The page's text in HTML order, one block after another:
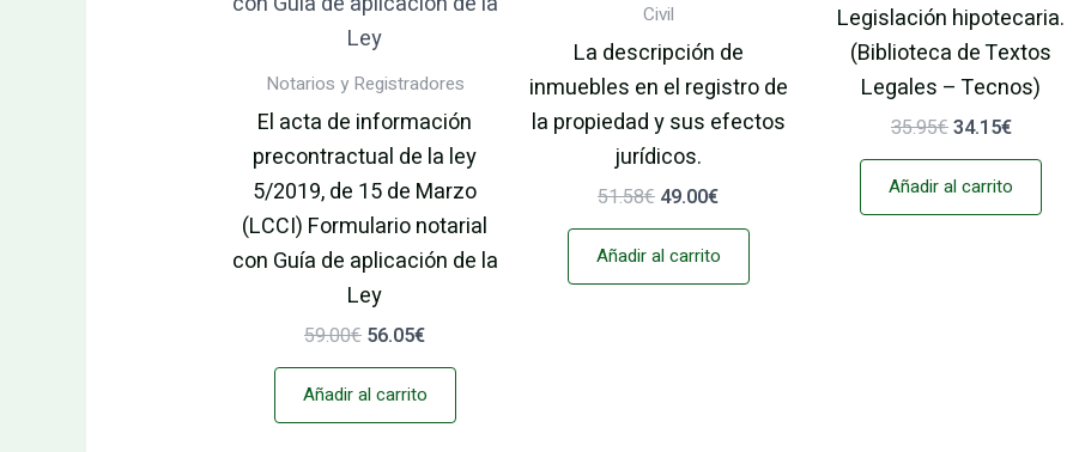
Notarios y Registradores
El acta de información
precontractual de la ley
5/2019, de 15 de Marzo
(LCCI) Formulario notarial
con Guía de aplicación de la
Ley
59.00€ 56.05€
Añadir al carrito
Civil
La descripción de
inmuebles en el registro de
la propiedad y sus efectos
jurídicos.
51.58€ 49.00€
Añadir al carrito
Legislación hipotecaria.
(Biblioteca de Textos
Legales – Tecnos)
35.95€34.15€
Añadir al carrito